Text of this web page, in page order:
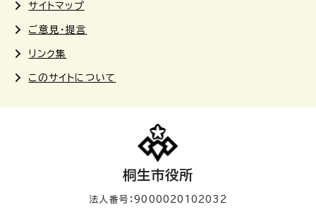
サイトマップ
ご意見・提言
リンク集
このサイトについて
桐生市役所
法人番号：9000020102032